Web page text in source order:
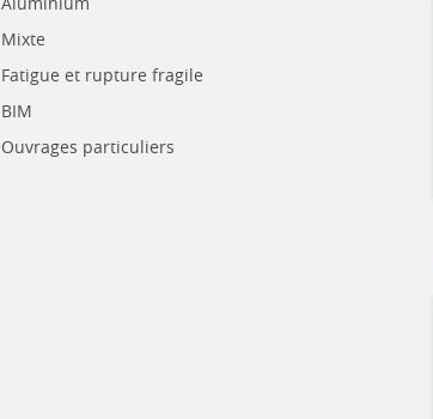
Mixte
Fatigue et rupture fragile
BIM
Ouvrages particuliers